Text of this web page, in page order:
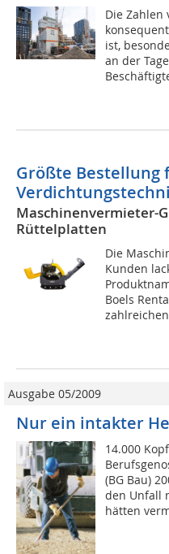
Die
ist,
an der
Größte Bestellung
Maschinenvermieter-
Rüttelplatten
Die
Kunden
Boels
Ausgabe 05/2009
Nur ein intakter
14.000
(BG Bau)
den Unfall
hätten